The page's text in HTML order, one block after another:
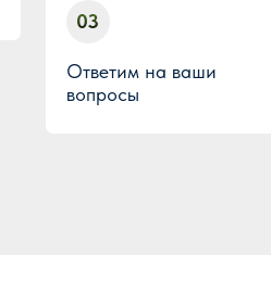
Ответим на ваши
вопросы
03